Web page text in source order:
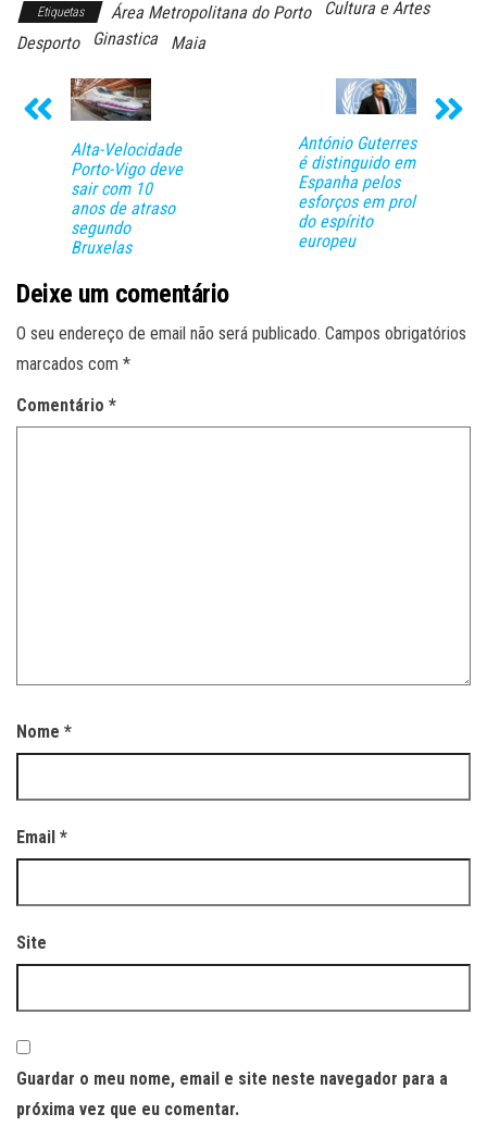
Etiquetas Área Metropolitana do Porto
Cultura e Artes
Desporto
Ginastica Maia
Alta-Velocidade
Porto-Vigo deve
sair com 10
anos de atraso
segundo
Bruxelas
António Guterres
é distinguido em
Espanha pelos
esforços em prol
do espírito
europeu
Deixe um comentário
O seu endereço de email não será publicado. Campos obrigatórios
marcados com *
Comentário *
Nome *
Email *
Site
Guardar o meu nome, email e site neste navegador para a
próxima vez que eu comentar.